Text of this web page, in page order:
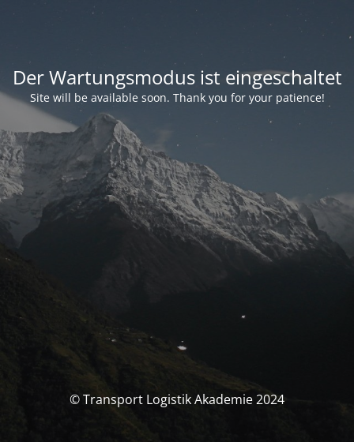
Der Wartungsmodus ist eingeschaltet
Site will be available soon. Thank you for your patience!
© Transport Logistik Akademie 2024